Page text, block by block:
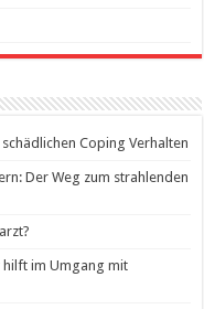
Coping Verhalten
Der Weg zum strahlenden
hilft im Umgang mit